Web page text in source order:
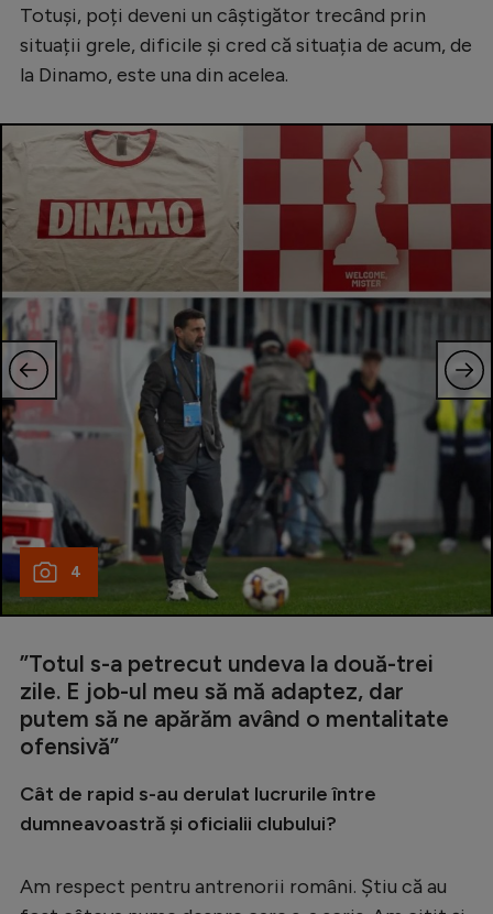
Totuși, poți deveni un câștigător trecând prin
situații grele, dificile și cred că situația de acum, de
la Dinamo, este una din acelea.
4
”Totul s-a petrecut undeva la două-trei
zile. E job-ul meu să mă adaptez, dar
putem să ne apărăm având o mentalitate
ofensivă”
Cât de rapid s-au derulat lucrurile între
dumneavoastră și oficialii clubului?
Am respect pentru antrenorii români. Știu că au